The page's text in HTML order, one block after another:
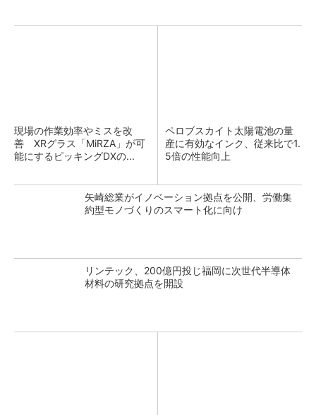
現場の作業効率やミスを改
善 XRグラス「MiRZA」が可
能にするピッキングDXの...
ペロブスカイト太陽電池の量
産に有効なインク、従来比で1.
5倍の性能向上
矢崎総業がイノベーション拠点を公開、労働集
約型モノづくりのスマート化に向け
リンテック、200億円投じ福岡に次世代半導体
材料の研究拠点を開設